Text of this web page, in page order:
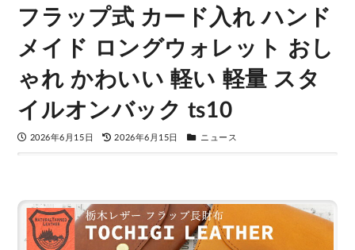
フラップ式 カード入れ ハンド
メイド ロングウォレット おし
ゃれ かわいい 軽い 軽量 スタ
イルオンバック ts10
2026年6月15日 2026年6月15日 ニュース